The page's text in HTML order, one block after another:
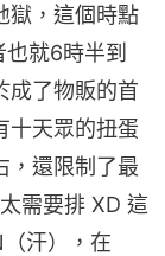
獄，這個時點
就6時半到
成了物販的首
十天眾的扭蛋
，還限制了最
需要排 XD 這
汗），在